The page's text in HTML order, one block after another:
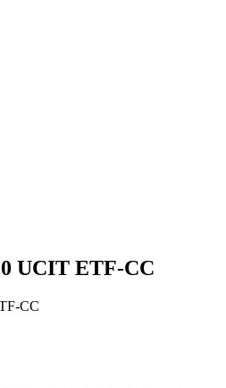
UCIT ETF-CC
CC